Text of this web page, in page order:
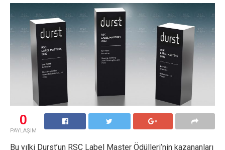
0
PAYLAŞIM
Bu yılki Durst’un RSC Label Master Ödülleri’nin kazananları